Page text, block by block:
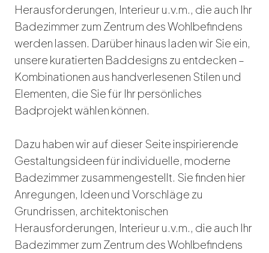
Herausforderungen, Interieur u.v.m., die auch Ihr
Badezimmer zum Zentrum des Wohlbefindens
werden lassen. Darüber hinaus laden wir Sie ein,
unsere kuratierten Baddesigns zu entdecken –
Kombinationen aus handverlesenen Stilen und
Elementen, die Sie für Ihr persönliches
Badprojektwählen können.
Dazu haben wir auf dieser Seite inspirierende
Gestaltungsideen für individuelle, moderne
Badezimmer zusammengestellt. Sie finden hier
Anregungen, Ideen und Vorschläge zu
Grundrissen, architektonischen
Herausforderungen, Interieur u.v.m., die auch Ihr
Badezimmer zum Zentrum des Wohlbefindens